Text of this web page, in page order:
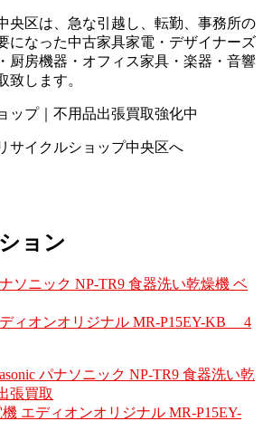
央区は、急な引越し、転勤、事務所の
になった中古家具家電・デザイナーズ
厨房機器・オフィス家具・楽器・音響
致します。
ップ｜不用品出張買取強化中
サイクルショップ中央区へ
ョン
ソニック NP-TR9 食器洗い乾燥機 ベ
ィオンオリジナル MR-P15EY-KB 4
パナソニック NP-TR9 食器洗い乾
張買取
エディオンオリジナル MR-P15EY-